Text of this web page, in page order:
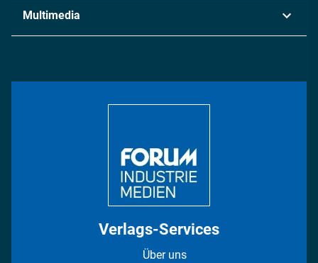
Metall
Energie
Multimedia
Verlags-Services
Über uns